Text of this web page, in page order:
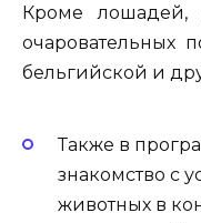
Кроме
очаровательных
бельгийской и
Также в
знакомство с
животных в